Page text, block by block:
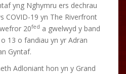
yng Nghymru ers dechrau
COVID-19 yn The Riverfront
20fed a gwelwyd y band
13 o fandiau yn yr Adran
Gyntaf.
Adloniant hon yn y Grand